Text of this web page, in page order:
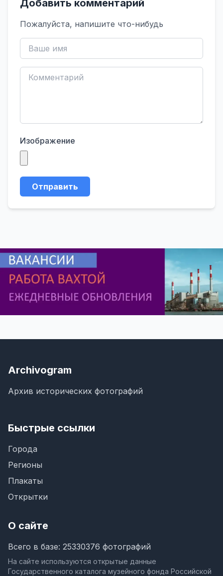
Добавить комментарий
Пожалуйста, напишите что-нибудь
Изображение
Отправить
Archivogram
Архив исторических фотографий
Быстрые ссылки
Города
Регионы
Плакаты
Открытки
О сайте
Всего в базе: 25330376 фотографий
На сайте используются открытые данные
Государственного каталога музейного фонда Российской